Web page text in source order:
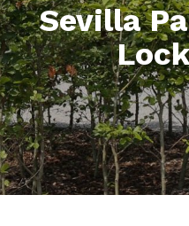
Sevilla